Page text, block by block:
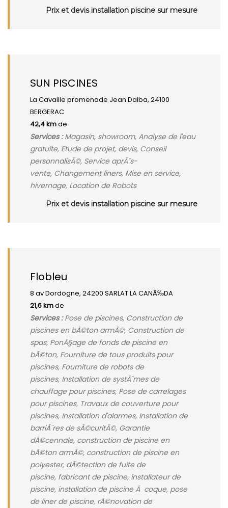
Prix et devis installation piscine sur mesure
SUN PISCINES
La Cavaille promenade Jean Dalba, 24100
BERGERAC
42,4 kmde
Services :Magasin, showroom, Analyse de l'eau
gratuite, Etude de projet, devis, Conseil
personnalisÃ©, Service aprÃ¨s-
vente, Changement liners, Mise en service,
hivernage, Location de Robots
Prix et devis installation piscine sur mesure
Flobleu
8 av Dordogne, 24200 SARLAT LA CANÃ‰DA
21,6 kmde
Services :Pose de piscines, Construction de
piscines en bÃ©ton armÃ©, Construction de
spas, PonÃ§age de fonds de piscine en
bÃ©ton, Fourniture de tous produits pour
piscines, Fourniture de robots de
piscines, Installation de systÃ¨mes de
chauffage pour piscines, Pose de carrelages
pour piscines, Travaux de couverture pour
piscines, Installation d'alarmes, Installation de
barriÃ¨res de sÃ©curitÃ©, Garantie
dÃ©cennale, construction de piscine en
bÃ©ton armÃ©, construction de piscine en
polyester, dÃ©tection de fuite de
piscine, fabricant de piscine, installateur de
piscine, installation de piscine Ã coque, pose
de liner de piscine, rÃ©novation de